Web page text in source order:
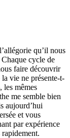
qu’il nous
cycle de
faire découvrir
vie ne présente-t-
les mêmes
me semble bien
aujourd’hui
et vous
par expérience
rapidement.